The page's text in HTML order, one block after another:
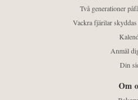
Två generationer
Vackra fjärilar
Anmäl
Din
Om